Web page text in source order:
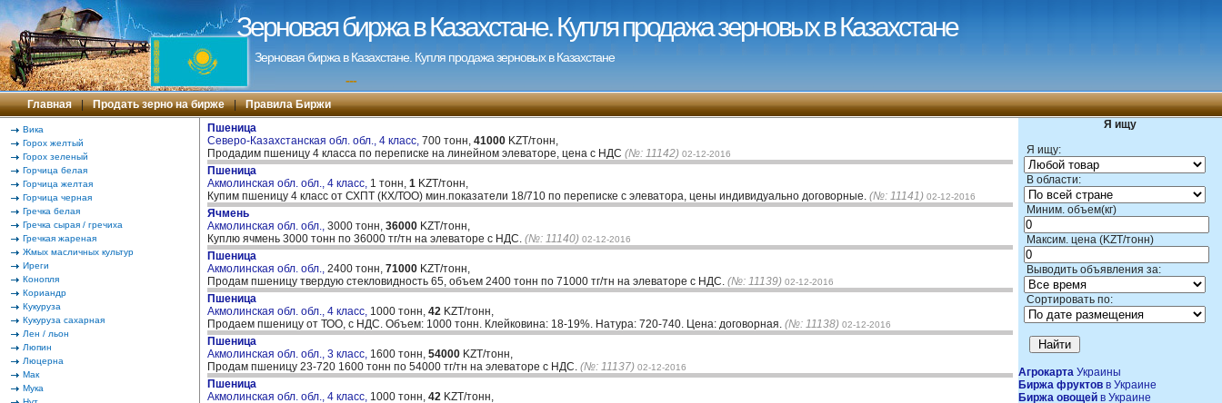
Зерновая биржа в Казахстане. Купля продажа зерновых в Казахстане
Зерновая биржа в Казахстане. Купля продажа зерновых в Казахстане
---
Главная | Продать зерно на бирже | Правила Биржи
Вика
Горох желтый
Горох зеленый
Горчица белая
Горчица желтая
Горчица черная
Гречка белая
Гречка сырая / гречиха
Гречкая жареная
Жмых масличных культур
Иреги
Конопля
Кориандр
Кукуруза
Кукуруза сахарная
Лен / льон
Люпин
Люцерна
Мак
Мука
Я ищу
Я ищу:
В области:
Миним. объем(кг)
Максим. цена (KZT/тонн)
Выводить объявления за:
Сортировать по:
Агрокарта Украины
Биржа фруктов в Украине
Биржа овощей в Украине
Пшеница
Северо-Казахстанская обл. обл., 4 класс, 700 тонн, 41000 KZT/тонн,
Продадим пшеницу 4 класса по переписке на линейном элеваторе, цена с НДС (№: 11142) 02-12-2016
Пшеница
Акмолинская обл. обл., 4 класс, 1 тонн, 1 KZT/тонн,
Купим пшеницу 4 класс от СХПТ (КХ/ТОО) мин.показатели 18/710 по переписке с элеватора, цены индивидуально договорные. (№: 11141) 02-12-2016
Ячмень
Акмолинская обл. обл., 3000 тонн, 36000 KZT/тонн,
Куплю ячмень 3000 тонн по 36000 тг/тн на элеваторе с НДС. (№: 11140) 02-12-2016
Пшеница
Акмолинская обл. обл., 2400 тонн, 71000 KZT/тонн,
Продам пшеницу твердую стекловидность 65, объем 2400 тонн по 71000 тг/тн на элеваторе с НДС. (№: 11139) 02-12-2016
Пшеница
Акмолинская обл. обл., 4 класс, 1000 тонн, 42 KZT/тонн,
Продаем пшеницу от ТОО, с НДС. Объем: 1000 тонн. Клейковина: 18-19%. Натура: 720-740. Цена: договорная. (№: 11138) 02-12-2016
Пшеница
Акмолинская обл. обл., 3 класс, 1600 тонн, 54000 KZT/тонн,
Продам пшеницу 23-720 1600 тонн по 54000 тг/тн на элеваторе с НДС. (№: 11137) 02-12-2016
Пшеница
Акмолинская обл. обл., 4 класс, 1000 тонн, 42 KZT/тонн,